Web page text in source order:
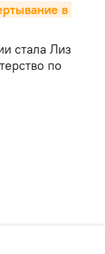
в
стала Лиз
по